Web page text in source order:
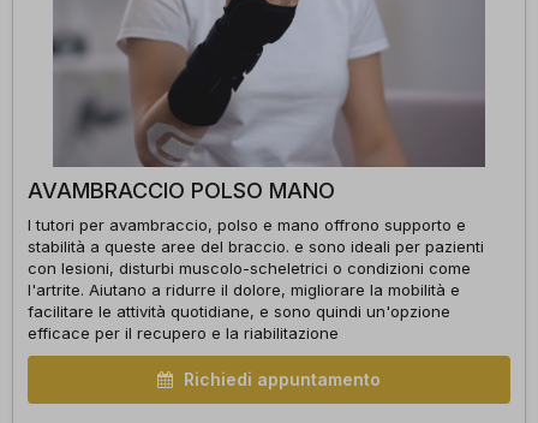
AVAMBRACCIO POLSO MANO
I tutori per avambraccio, polso e mano offrono supporto e
stabilità a queste aree del braccio. e sono ideali per pazienti
con lesioni, disturbi muscolo-scheletrici o condizioni come
l'artrite. Aiutano a ridurre il dolore, migliorare la mobilità e
facilitare le attività quotidiane, e sono quindi un'opzione
efficace per il recupero e la riabilitazione
Richiedi appuntamento